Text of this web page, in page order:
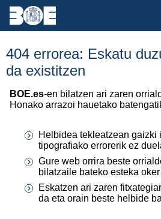
404 errorea: Eskatu
da existitzen
BOE.es-en bilatzen ari zaren
Honako arrazoi hauetako
Helbidea tekleatzean gaizki
tipografiako errorerik ez
Gure web orrira beste
bilatzaile bateko esteka
Eskatzen ari zaren
da eta orain beste helbide